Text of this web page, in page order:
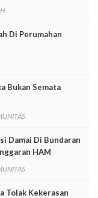
Di Perumahan
Bukan Semata
Damai Di Bundaran
HAM
Tolak Kekerasan